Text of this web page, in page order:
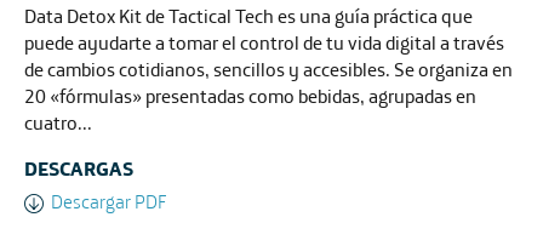
Data Detox Kit de Tactical Tech es una guía práctica que
puede ayudarte a tomar el control de tu vida digital a través
de cambios cotidianos, sencillos y accesibles. Se organiza en
20 «fórmulas» presentadas como bebidas, agrupadas en
cuatro...
DESCARGAS
Descargar PDF